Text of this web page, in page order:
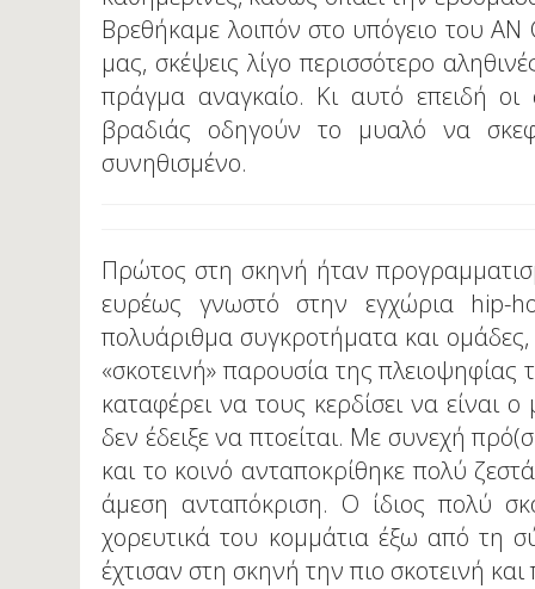
Βρεθήκαμε λοιπόν στο υπόγειο του
μας, σκέψεις λίγο περισσότερο
πράγμα αναγκαίο. Κι αυτό επειδή οι
βραδιάς οδηγούν το μυαλό να
συνηθισμένο.
Πρώτος στη σκηνή ήταν
ευρέως γνωστό στην εγχώρια hip-
πολυάριθμα συγκροτήματα και
«σκοτεινή» παρουσία της πλειοψηφίας
καταφέρει να τους κερδίσει να είναι
δεν έδειξε να πτοείται. Με συνεχή
και το κοινό ανταποκρίθηκε πολύ
άμεση ανταπόκριση. Ο ίδιος πολύ
χορευτικά του κομμάτια έξω από τη
έχτισαν στη σκηνή την πιο σκοτεινή